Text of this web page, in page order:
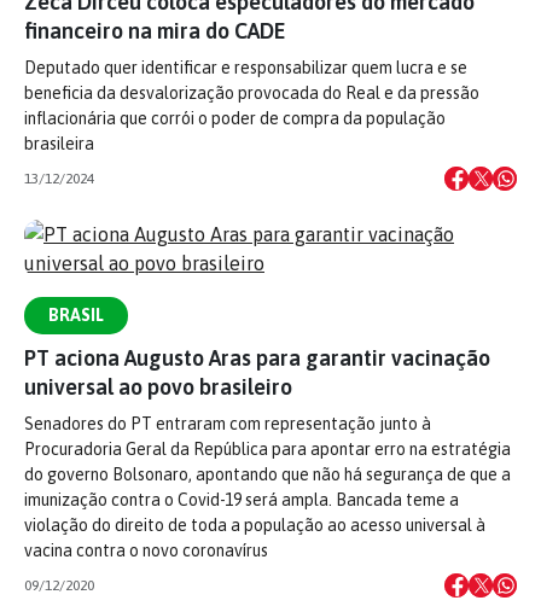
financeiro na mira do CADE
Deputado quer identificar e responsabilizar quem lucra e se
beneficia da desvalorização provocada do Real e da pressão
inflacionária que corrói o poder de compra da população
brasileira
13/12/2024
BRASIL
PT aciona Augusto Aras para garantir vacinação
universal ao povo brasileiro
Senadores do PT entraram com representação junto à
Procuradoria Geral da República para apontar erro na estratégia
do governo Bolsonaro, apontando que não há segurança de que a
imunização contra o Covid-19 será ampla. Bancada teme a
violação do direito de toda a população ao acesso universal à
vacina contra o novo coronavírus
09/12/2020